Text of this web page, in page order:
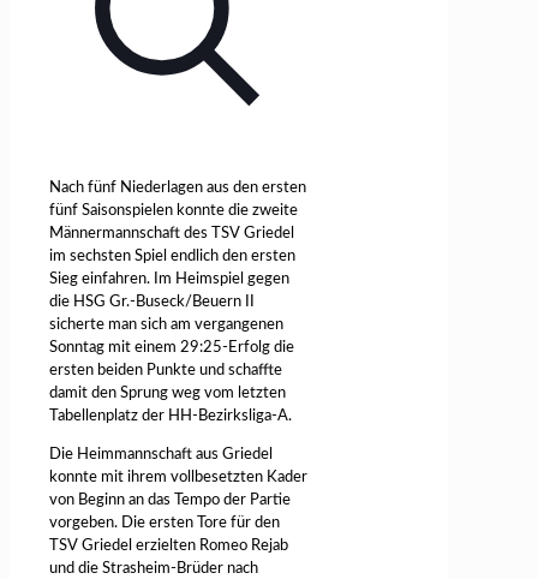
Nach fünf Niederlagen aus den ersten
fünf Saisonspielen konnte die zweite
Männermannschaft des TSV Griedel
im sechsten Spiel endlich den ersten
Sieg einfahren. Im Heimspiel gegen
die HSG Gr.-Buseck/Beuern II
sicherte man sich am vergangenen
Sonntag mit einem 29:25-Erfolg die
ersten beiden Punkte und schaffte
damit den Sprung weg vom letzten
Tabellenplatz der HH-Bezirksliga-A.
Die Heimmannschaft aus Griedel
konnte mit ihrem vollbesetzten Kader
von Beginn an das Tempo der Partie
vorgeben. Die ersten Tore für den
TSV Griedel erzielten Romeo Rejab
und die Strasheim-Brüder nach